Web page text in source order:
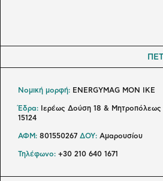
Νομική μορφή: ENERGYMAG MON IKE
Έδρα: Ιερέως Δούση 18 & Μητροπόλεως
15124
ΑΦΜ: 801550267 ΔΟΥ: Αμαρουσίου
Τηλέφωνο: +30 210 640 1671